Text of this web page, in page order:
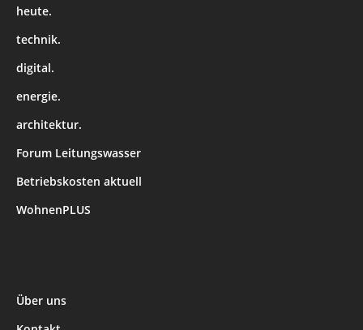
heute.
technik.
digital.
energie.
architektur.
Forum Leitungswasser
Betriebskosten aktuell
WohnenPLUS
Über uns